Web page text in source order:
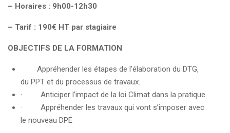
– Horaires : 9h00-12h30
– Tarif : 190€ HT par stagiaire
OBJECTIFS DE LA FORMATION
Appréhender les étapes de l’élaboration du DTG,
du PPT et du processus de travaux.
· Anticiper l’impact de la loi Climat dans la pratique
· Appréhender les travaux qui vont s’imposer avec
le nouveau DPE